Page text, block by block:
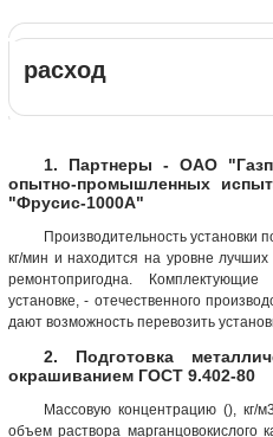
расход
1. Партнеры - ОАО
опытно-промышленных
"Фрусис-1000А"
Производительность установки
кг/мин и находится на уровне
ремонтопригодна.
установке, - отечественного
дают возможность перевозить
2. Подготовка
окрашиванием ГОСТ 9.402-80
Массовую концентрацию (),
объем раствора марганцовокислого